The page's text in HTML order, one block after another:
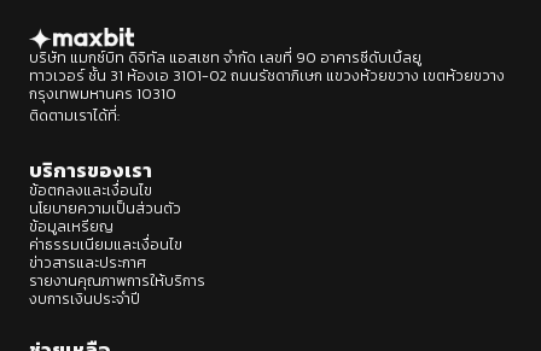
บริษัท แมกซ์บิท ดิจิทัล แอสเซท จำกัด เลขที่ 90 อาคารซีดับเบิ้ลยู
ทาวเวอร์ ชั้น 31 ห้องเอ 3101-02 ถนนรัชดาภิเษก แขวงห้วยขวาง เขตห้วยขวาง
กรุงเทพมหานคร 10310
ติดตามเราได้ที่:
บริการของเรา
ข้อตกลงและเงื่อนไข
นโยบายความเป็นส่วนตัว
ข้อมูลเหรียญ
ค่าธรรมเนียมและเงื่อนไข
ข่าวสารและประกาศ
รายงานคุณภาพการให้บริการ
งบการเงินประจำปี